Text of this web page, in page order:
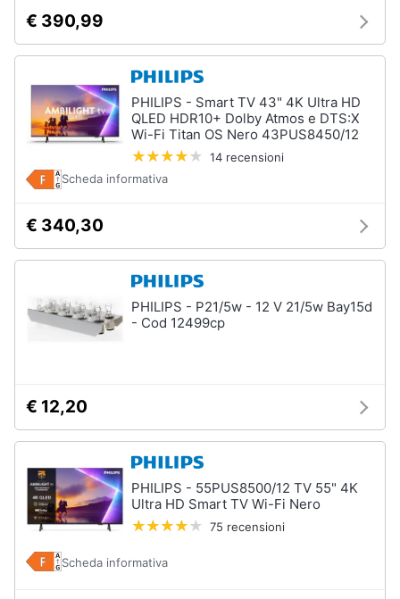
€ 390,99
PHILIPS - Smart TV 43" 4K Ultra HD
QLED HDR10+ Dolby Atmos e DTS:X
Wi-Fi Titan OS Nero 43PUS8450/12
14 recensioni
Scheda informativa
€ 340,30
PHILIPS - P21/5w - 12 V 21/5w Bay15d
- Cod 12499cp
€ 12,20
PHILIPS - 55PUS8500/12 TV 55" 4K
Ultra HD Smart TV Wi-Fi Nero
75 recensioni
Scheda informativa